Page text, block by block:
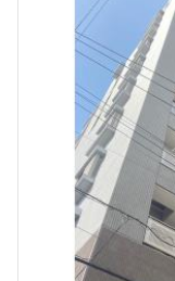
より詳細な絞り込み
建物施設やお部屋の
できます